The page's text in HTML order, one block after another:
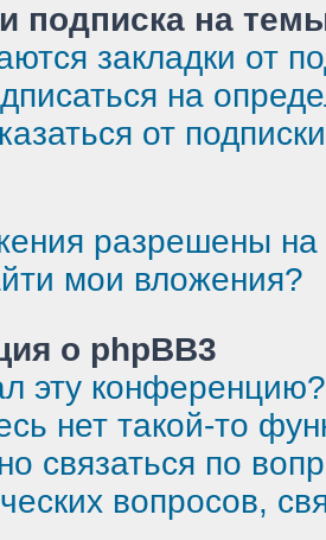
подписка на
закладки от
на
от
разрешены
мои вложения?
о phpBB3
эту конференцию?
нет такой-то
связаться по
вопросов,